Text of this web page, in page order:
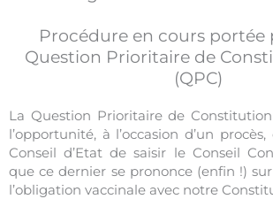
Procédure en cours portée
Question Prioritaire de
(QPC)
La Question Prioritaire de
l’opportunité, à l’occasion d’un
Conseil d’Etat de saisir le Conseil
que ce dernier se prononce (enfin !)
l’obligation vaccinale avec notre